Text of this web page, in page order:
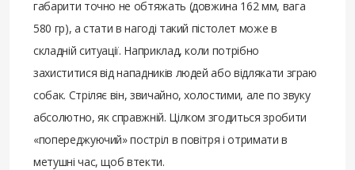
габарити точно не обтяжать (довжина 162 мм, вага
580 гр), а стати в нагоді такий пістолет може в
складній ситуації. Наприклад, коли потрібно
захиститися від нападників людей або відлякати зграю
собак. Стріляє він, звичайно, холостими, але по звуку
абсолютно, як справжній. Цілком згодиться зробити
«попереджуючий» постріл в повітря і отримати в
метушні час, щоб втекти.